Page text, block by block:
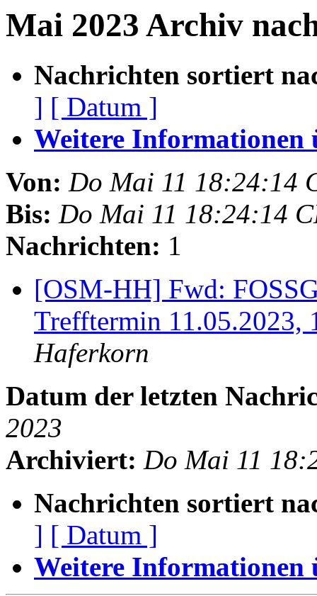
Mai 2023 Archiv
Nachrichten sortiert
] [ Datum ]
Weitere Informationen
Von: Do Mai 11 18:24:14
Bis: Do Mai 11 18:24:14
Nachrichten: 1
[OSM-HH] Fwd:
Trefftermin
Haferkorn
Datum der letzten
2023
Archiviert: Do Mai 11
Nachrichten sortiert
] [ Datum ]
Weitere Informationen